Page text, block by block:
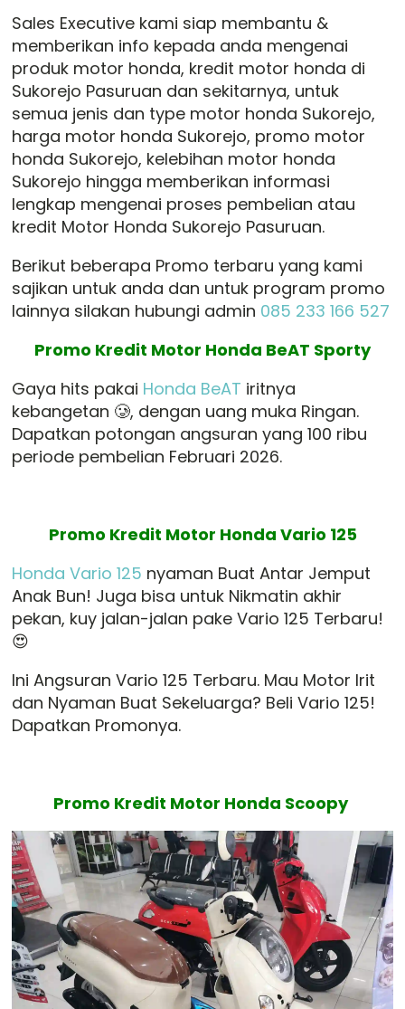
Sales Executive kami siap membantu &
memberikan info kepada anda mengenai
produk motor honda, kredit motor honda di
Sukorejo Pasuruan dan sekitarnya, untuk
semua jenis dan type motor honda Sukorejo,
harga motor honda Sukorejo, promo motor
honda Sukorejo, kelebihan motor honda
Sukorejo hingga memberikan informasi
lengkap mengenai proses pembelian atau
kredit Motor Honda Sukorejo Pasuruan.
Berikut beberapa Promo terbaru yang kami
sajikan untuk anda dan untuk program promo
lainnya silakan hubungi admin 085 233 166 527
Promo Kredit Motor Honda BeAT Sporty
Gaya hits pakai Honda BeAT iritnya
kebangetan 🥲, dengan uang muka Ringan.
Dapatkan potongan angsuran yang 100 ribu
periode pembelian Februari 2026.
Promo Kredit Motor Honda Vario 125
Honda Vario 125 nyaman Buat Antar Jemput
Anak Bun! Juga bisa untuk Nikmatin akhir
pekan, kuy jalan-jalan pake Vario 125 Terbaru!
😍
Ini Angsuran Vario 125 Terbaru. Mau Motor Irit
dan Nyaman Buat Sekeluarga? Beli Vario 125!
Dapatkan Promonya.
Promo Kredit Motor Honda Scoopy